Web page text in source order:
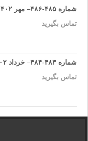
شماره ۴۸۵-۴۸۶– مهر ۱۴۰۲
تماس بگیرید
شماره ۴۸۳-۴۸۴– خرداد ۱۴۰۲
تماس بگیرید